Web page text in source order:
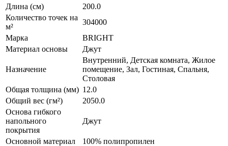
Длина (см)
200.0
Количество точек на
м²
304000
Марка
BRIGHT
Материал основы
Джут
Назначение
Внутренний, Детская комната, Жилое
помещение, Зал, Гостиная, Спальня,
Столовая
Общая толщина (мм) 12.0
Общий вес (гм²)
2050.0
Основа гибкого
напольного
покрытия
Джут
Основной материал
100% полипропилен